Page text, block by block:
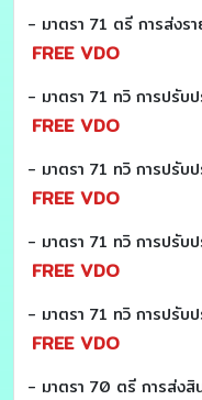
FREE VDO
FREE VDO
FREE VDO
FREE VDO
FREE VDO